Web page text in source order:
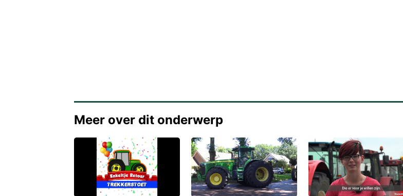
Meer over dit onderwerp